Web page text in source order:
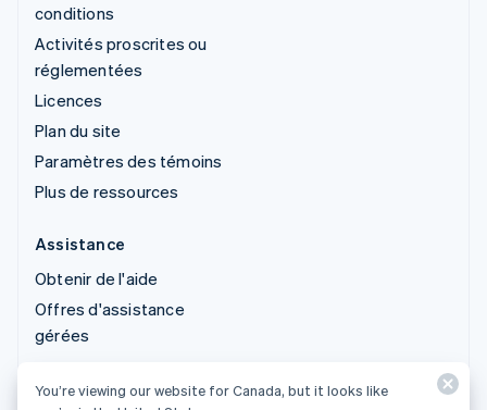
conditions
Activités proscrites ou
réglementées
Licences
Plan du site
Paramètres des témoins
Plus de ressources
Assistance
Obtenir de l'aide
Offres d'assistance
gérées
© 2026 Stripe, LLC
You’re viewing our website for Canada, but it looks like